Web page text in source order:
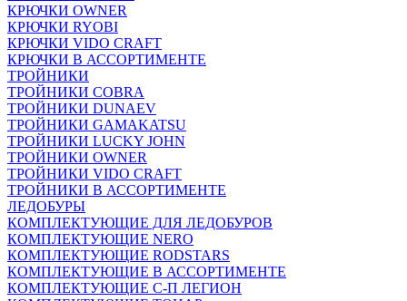
КРЮЧКИ OWNER
КРЮЧКИ RYOBI
КРЮЧКИ VIDO CRAFT
КРЮЧКИ В АССОРТИМЕНТЕ
ТРОЙНИКИ
ТРОЙНИКИ COBRA
ТРОЙНИКИ DUNAEV
ТРОЙНИКИ GAMAKATSU
ТРОЙНИКИ LUCKY JOHN
ТРОЙНИКИ OWNER
ТРОЙНИКИ VIDO CRAFT
ТРОЙНИКИ В АССОРТИМЕНТЕ
ЛЕДОБУРЫ
КОМПЛЕКТУЮЩИЕ ДЛЯ ЛЕДОБУРОВ
КОМПЛЕКТУЮЩИЕ NERO
КОМПЛЕКТУЮЩИЕ RODSTARS
КОМПЛЕКТУЮЩИЕ В АССОРТИМЕНТЕ
КОМПЛЕКТУЮЩИЕ С-П ЛЕГИОН